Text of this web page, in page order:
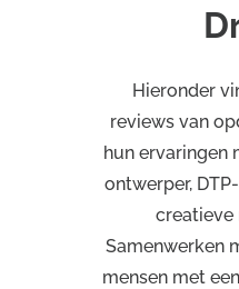
Hieronder
reviews van
hun ervaringen
ontwerper,
creatieve
Samenwerken
mensen met